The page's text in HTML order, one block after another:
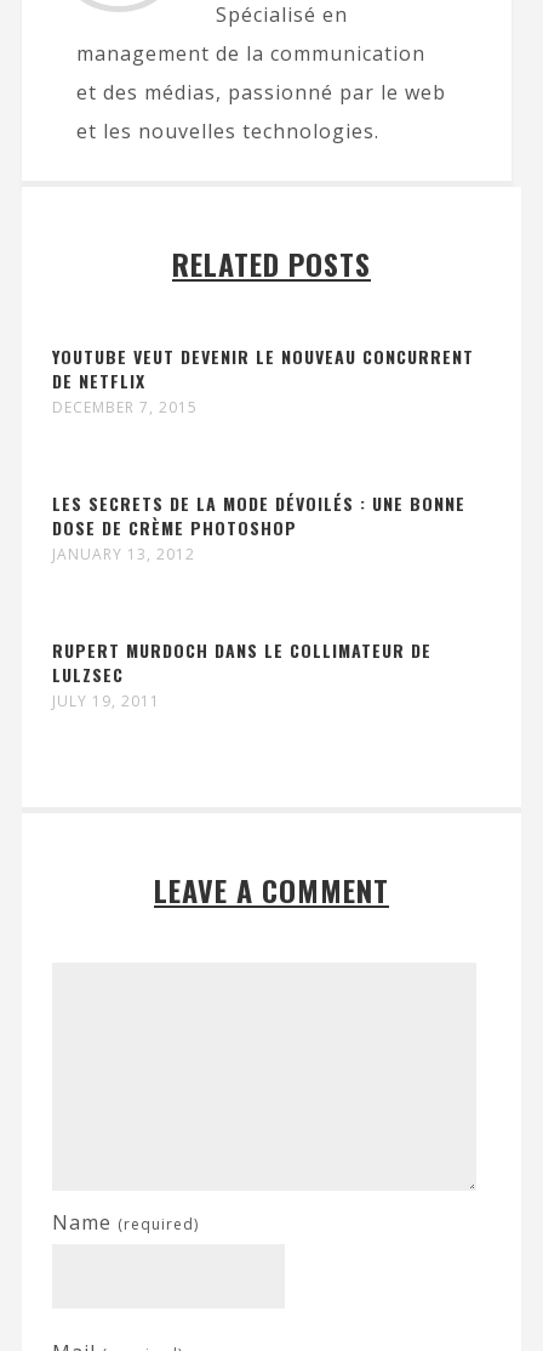
Spécialisé en
management de la communication
et des médias, passionné par le web
et les nouvelles technologies.
RELATED POSTS
YOUTUBE VEUT DEVENIR LE NOUVEAU CONCURRENT
DE NETFLIX
DECEMBER 7, 2015
LES SECRETS DE LA MODE DÉVOILÉS : UNE BONNE
DOSE DE CRÈME PHOTOSHOP
JANUARY 13, 2012
RUPERT MURDOCH DANS LE COLLIMATEUR DE
LULZSEC
JULY 19, 2011
LEAVE A COMMENT
Name (required)